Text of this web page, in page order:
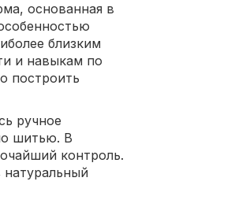
основанная в
близким
и навыкам по
построить
ручное
шитью. В
контроль.